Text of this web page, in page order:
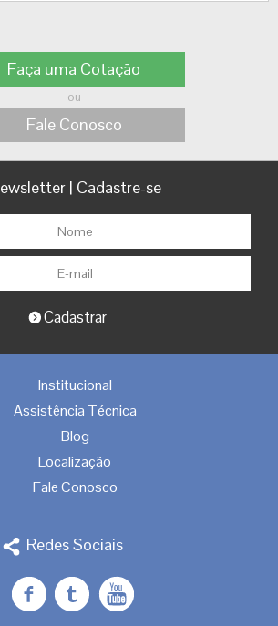
Faça uma Cotação
ou
Fale Conosco
| Cadastre-se
Institucional
Assistência Técnica
Blog
Localização
Fale Conosco
Redes Sociais